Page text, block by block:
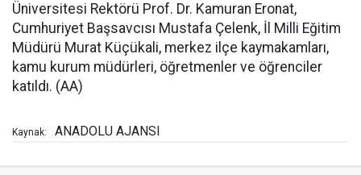
Üniversitesi Rektörü Prof. Dr. Kamuran Eronat,
Cumhuriyet Başsavcısı Mustafa Çelenk, İl Milli Eğitim
Müdürü Murat Küçükali, merkez ilçe kaymakamları,
kamu kurum müdürleri, öğretmenler ve öğrenciler
katıldı. (AA)
Kaynak: ANADOLU AJANSI